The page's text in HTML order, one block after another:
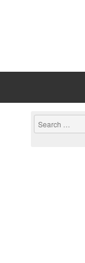
Search